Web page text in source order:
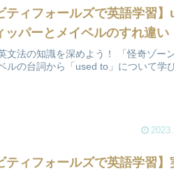
ティフォールズで英語学習】
パーとメイベルのすれ違い
文法の知識を深めよう！ 「怪奇ゾー
ルの台詞から「used to」について学
ティフォールズで英語学習】